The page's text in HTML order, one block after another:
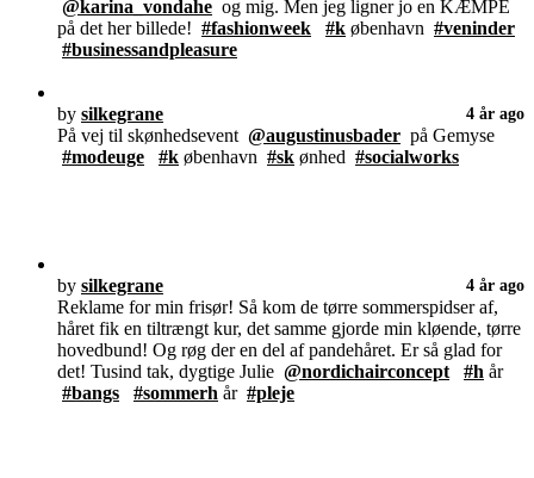
@karina_vondahe og mig. Men jeg ligner jo en KÆMPE
på det her billede! #fashionweek #k øbenhavn #veninder
#businessandpleasure
by silkegrane 4 år ago
På vej til skønhedsevent @augustinusbader på Gemyse
#modeuge
#k øbenhavn #sk ønhed #socialworks
by silkegrane 4 år ago
Reklame for min frisør! Så kom de tørre sommerspidser af,
håret fik en tiltrængt kur, det samme gjorde min kløende, tørre
hovedbund! Og røg der en del af pandehåret. Er så glad for
det! Tusind tak, dygtige Julie @nordichairconcept #h år
#bangs
#sommerh år #pleje